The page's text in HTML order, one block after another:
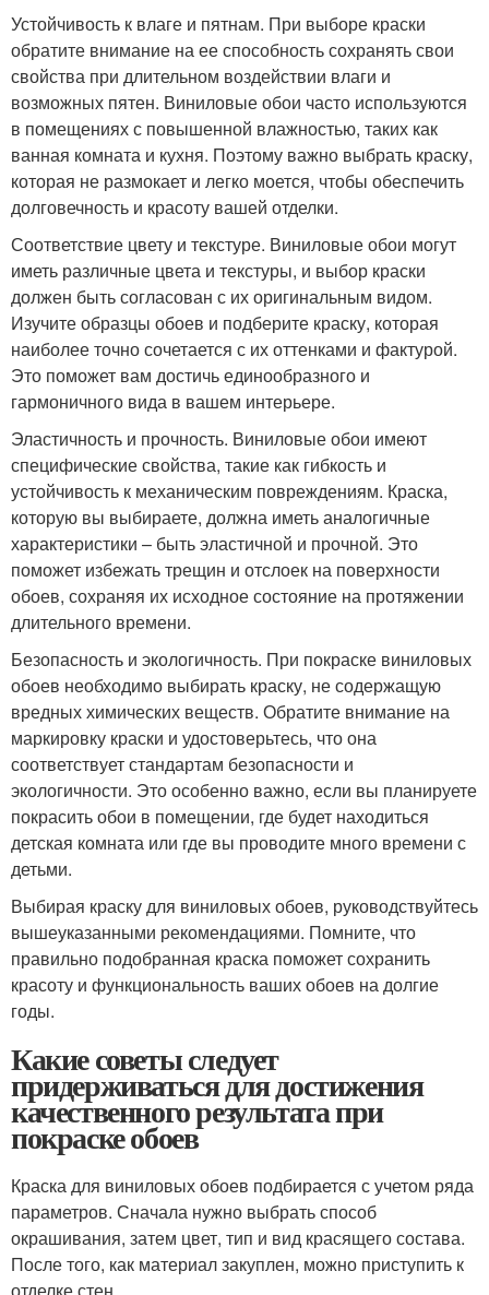
Устойчивость к влаге и пятнам. При выборе краски
обратите внимание на ее способность сохранять свои
свойства при длительном воздействии влаги и
возможных пятен. Виниловые обои часто используются
в помещениях с повышенной влажностью, таких как
ванная комната и кухня. Поэтому важно выбрать краску,
которая не размокает и легко моется, чтобы обеспечить
долговечность и красоту вашей отделки.
Соответствие цвету и текстуре. Виниловые обои могут
иметь различные цвета и текстуры, и выбор краски
должен быть согласован с их оригинальным видом.
Изучите образцы обоев и подберите краску, которая
наиболее точно сочетается с их оттенками и фактурой.
Это поможет вам достичь единообразного и
гармоничного вида в вашем интерьере.
Эластичность и прочность. Виниловые обои имеют
специфические свойства, такие как гибкость и
устойчивость к механическим повреждениям. Краска,
которую вы выбираете, должна иметь аналогичные
характеристики – быть эластичной и прочной. Это
поможет избежать трещин и отслоек на поверхности
обоев, сохраняя их исходное состояние на протяжении
длительного времени.
Безопасность и экологичность. При покраске виниловых
обоев необходимо выбирать краску, не содержащую
вредных химических веществ. Обратите внимание на
маркировку краски и удостоверьтесь, что она
соответствует стандартам безопасности и
экологичности. Это особенно важно, если вы планируете
покрасить обои в помещении, где будет находиться
детская комната или где вы проводите много времени с
детьми.
Выбирая краску для виниловых обоев, руководствуйтесь
вышеуказанными рекомендациями. Помните, что
правильно подобранная краска поможет сохранить
красоту и функциональность ваших обоев на долгие
годы.
Какие советы следует
придерживаться для достижения
качественного результата при
покраске обоев
Краска для виниловых обоев подбирается с учетом ряда
параметров. Сначала нужно выбрать способ
окрашивания, затем цвет, тип и вид красящего состава.
После того, как материал закуплен, можно приступить к
отделке стен.